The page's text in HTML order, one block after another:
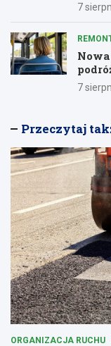
7
7
Przeczytaj
ORGANIZACJA RUCHU